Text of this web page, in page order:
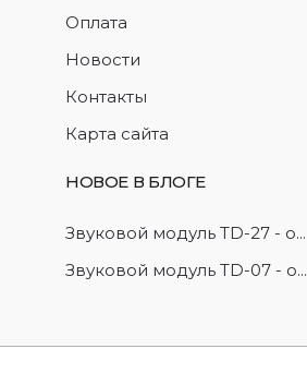
Оплата
Новости
Контакты
Карта сайта
НОВОЕ В БЛОГЕ
Звуковой модуль TD-27 - о...
Звуковой модуль TD-07 - о...